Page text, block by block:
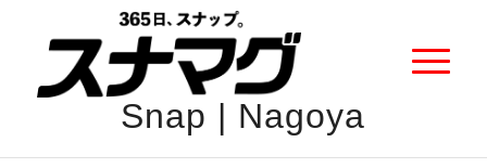
Snap | Nagoya